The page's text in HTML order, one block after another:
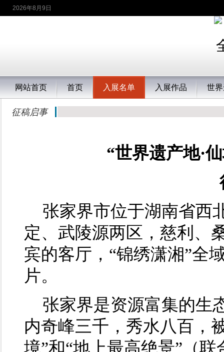
2026年8月9日
网站首页 首页 入展名单 入展作品 世
征稿启事
“世界遗产地·
张家界市位于湖南省西
定、武陵源两区，慈利、
宾的客厅，“锦绣潇湘”全
片。
张家界是资源富集的生
内奇峰三千，秀水八百，
境”和“地上最高绝景”（